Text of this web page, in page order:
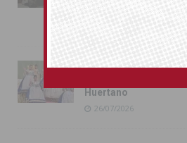
independencia como
31/07/2026
Almoradí presume
Huertano
26/07/2026